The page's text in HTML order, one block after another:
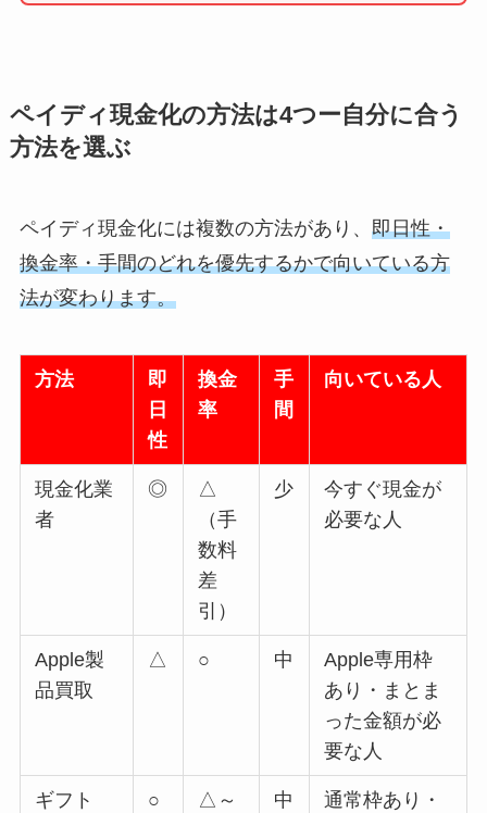
ペイディ現金化の方法は4つー自分に合う
方法を選ぶ
ペイディ現金化には複数の方法があり、 即日性・
換金率・手間のどれを優先するかで向いている方
法が変わります。
方法
即
日
性
換金
率
手
間
向いている人
現金化業
者
◎
△
（手
数料
差
引）
少
今すぐ現金が
必要な人
Apple製
品買取
△ ○ 中
Apple専用枠
あり・まとま
った金額が必
要な人
ギフト
○
△～
中
通常枠あり・